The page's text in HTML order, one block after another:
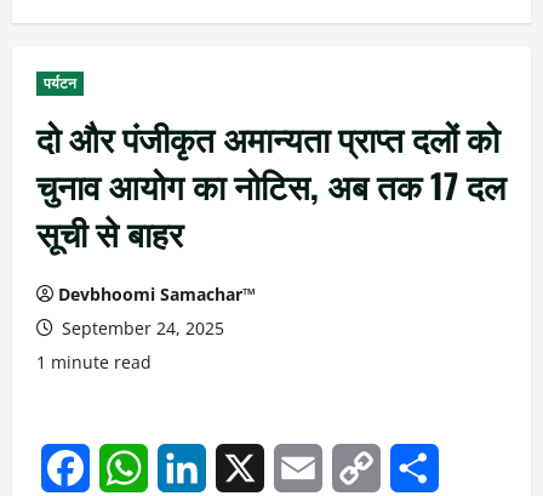
पर्यटन
दो और पंजीकृत अमान्यता प्राप्त दलों को
चुनाव आयोग का नोटिस, अब तक 17 दल
सूची से बाहर
Devbhoomi Samachar™
September 24, 2025
1 minute read
FacebookWhatsAppLinkedIn Email
Copy